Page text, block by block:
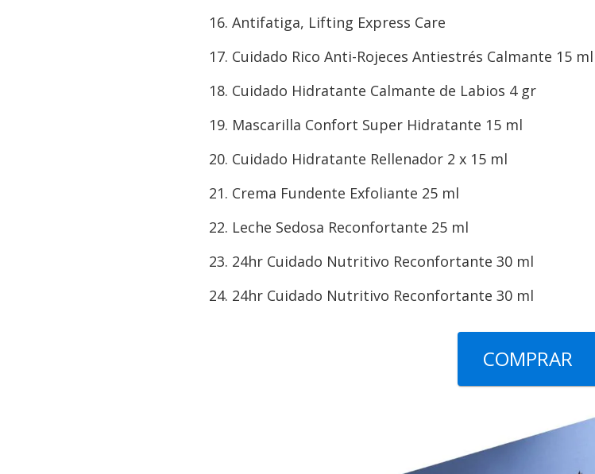
Antifatiga, Lifting Express Care
Cuidado Rico Anti-Rojeces Antiestrés Calmante 15 ml
Cuidado Hidratante Calmante de Labios 4 gr
Mascarilla Confort Super Hidratante 15 ml
Cuidado Hidratante Rellenador 2 x 15 ml
Crema Fundente Exfoliante 25 ml
Leche Sedosa Reconfortante 25 ml
24hr Cuidado Nutritivo Reconfortante 30 ml
24hr Cuidado Nutritivo Reconfortante 30 ml
COMPRAR